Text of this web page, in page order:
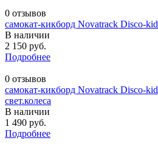
0 отзывов
самокат-кикборд Novatrack Disco-
В наличии
2 150 руб.
Подробнее
0 отзывов
самокат-кикборд Novatrack Disco-
свет.колеса
В наличии
1 490 руб.
Подробнее